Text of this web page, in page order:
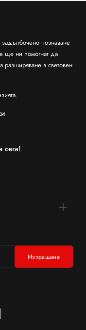
познаване
ще ни помогнат да
разширяване в световен
сега!